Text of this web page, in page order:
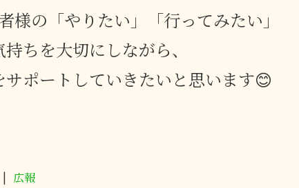
様の「やりたい」「行ってみたい」
ちを大切にしながら、
ポートしていきたいと思います😊
広報